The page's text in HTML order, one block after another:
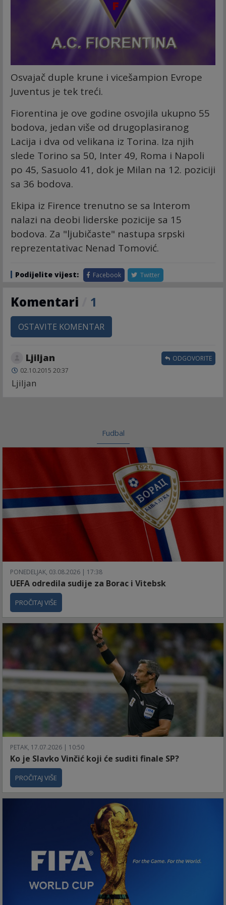
Osvajač duple krune i vicešampion Evrope
Juventus je tek treći.
Fiorentina je ove godine osvojila ukupno 55
bodova, jedan više od drugoplasiranog
Lacija i dva od velikana iz Torina. Iza njih
slede Torino sa 50, Inter 49, Roma i Napoli
po 45, Sasuolo 41, dok je Milan na 12. poziciji
sa 36 bodova.
Ekipa iz Firence trenutno se sa Interom
nalazi na deobi liderske pozicije sa 15
bodova. Za "ljubičaste" nastupa srpski
reprezentativac Nenad Tomović.
Podijelite vijest: Facebook Twitter
Komentari 1
OSTAVITE KOMENTAR
Ljiljan
02.10.2015 20:37
Ljiljan
ODGOVORITE
Fudbal
PONEDELJAK, 03.08.2026 | 17:38
UEFA odredila sudije za Borac i Vitebsk
PROČITAJ VIŠE
PETAK, 17.07.2026 | 10:50
Ko je Slavko Vinčić koji će suditi finale SP?
PROČITAJ VIŠE